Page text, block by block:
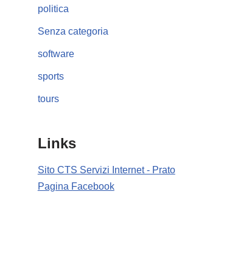
politica
Senza categoria
software
sports
tours
Links
Sito CTS Servizi Internet - Prato
Pagina Facebook